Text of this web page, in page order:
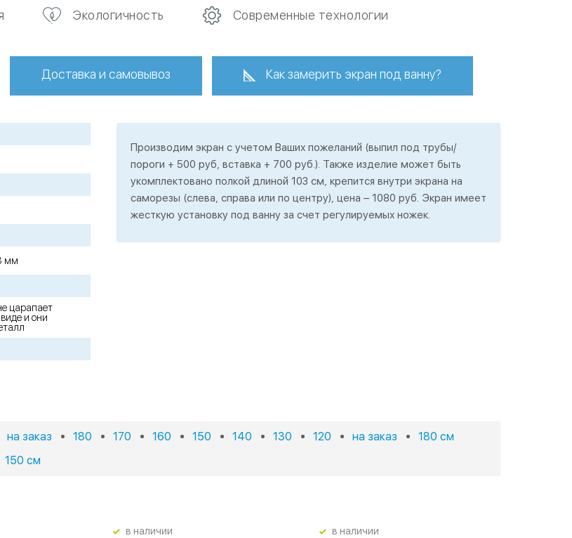
Экологичность
Современные технологии
Доставка и самовывоз Как замерить экран под ванну?
мм
царапает
и они
Производим экран с учетом Ваших пожеланий (выпил под трубы/
пороги + 500 руб, вставка + 700 руб.). Также изделие может быть
укомплектовано полкой длиной 103 см, крепится внутри экрана на
саморезы (слева, справа или по центру), цена – 1080 руб. Экран имеет
жесткую установку под ванну за счет регулируемых ножек.
на заказ 180 170 160 150 140 130 120 на заказ
180 см
150 см
в наличии в наличии